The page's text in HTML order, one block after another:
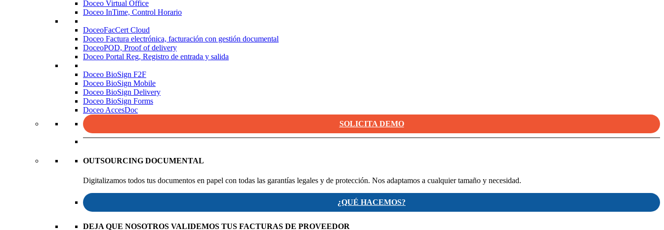
Doceo Virtual Office
Doceo InTime, Control Horario
DoceoFacCert Cloud
Doceo Factura electrónica, facturación con gestión documental
DoceoPOD, Proof of delivery
Doceo Portal Reg, Registro de entrada y salida
Doceo BioSign F2F
Doceo BioSign Mobile
Doceo BioSign Delivery
Doceo BioSign Forms
Doceo AccesDoc
SOLICITA DEMO
OUTSOURCING DOCUMENTAL
Digitalizamos todos tus documentos en papel con todas las garantías legales y de protección. Nos adaptamos a cualquier tamaño y necesidad.
¿QUÉ HACEMOS?
DEJA QUE NOSOTROS VALIDEMOS TUS FACTURAS DE PROVEEDOR